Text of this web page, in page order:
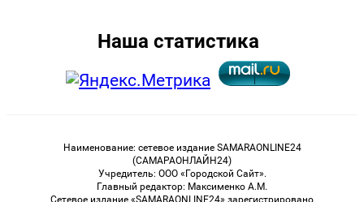
Наша статистика
Наименование: сетевое издание SAMARAONLINE24
(САМАРАОНЛАЙН24)
Учредитель: ООО «Городской Сайт».
Главный редактор: Максименко А.М.
Сетевое издание «SAMARAONLINE24» зарегистрировано